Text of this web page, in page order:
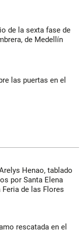
de la sexta fase de
de Medellín
las puertas en el
Henao, tablado
por Santa Elena
de las Flores
rescatada en el